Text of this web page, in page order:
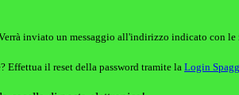
inviato un messaggio all'indirizzo indicato con le
Effettua il reset della password tramite la Login